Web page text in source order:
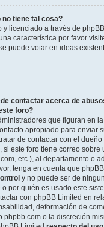
tiene tal cosa?
y licenciado a través de
característica por favor
puede votar en ideas
contactar acerca de
foro?
que figuran en
apropiado para enviar
de contactar con el
si este foro tiene correo sobre
etc.), al departamento o
tenga en cuenta que
y no puede ser de
por quién es usado este
con phpBB Limited en
deformación de
phpbb.com o la discreción